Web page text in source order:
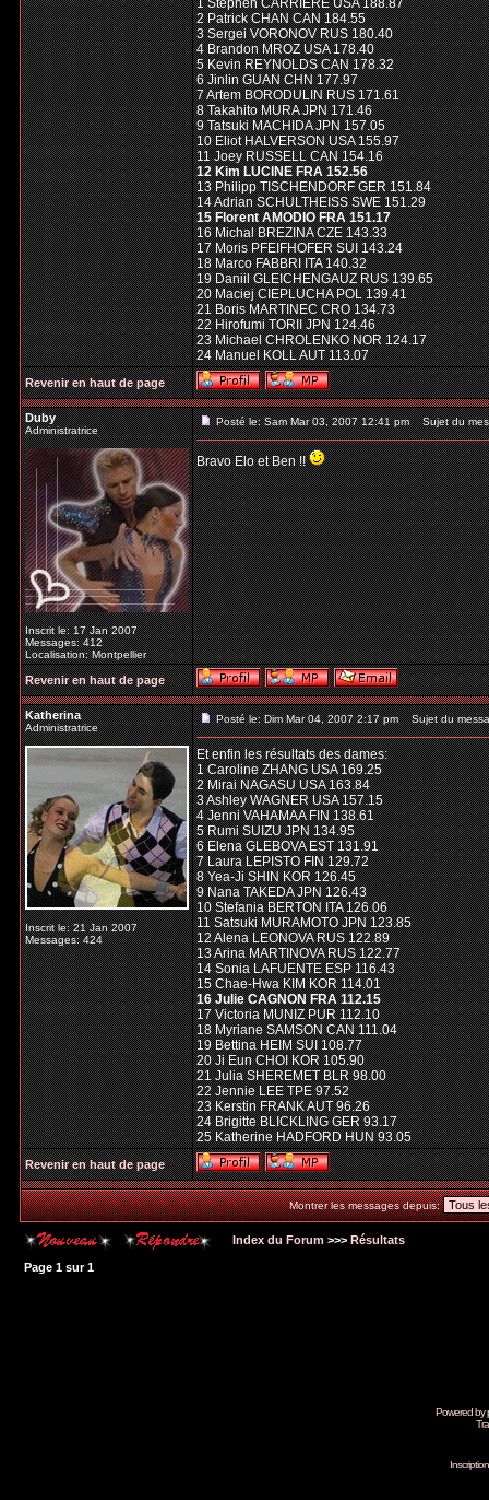
1 Stephen CARRIERE USA 188.87
2 Patrick CHAN CAN 184.55
3 Sergei VORONOV RUS 180.40
4 Brandon MROZ USA 178.40
5 Kevin REYNOLDS CAN 178.32
6 Jinlin GUAN CHN 177.97
7 Artem BORODULIN RUS 171.61
8 Takahito MURA JPN 171.46
9 Tatsuki MACHIDA JPN 157.05
10 Eliot HALVERSON USA 155.97
11 Joey RUSSELL CAN 154.16
12 Kim LUCINE FRA 152.56
13 Philipp TISCHENDORF GER 151.84
14 Adrian SCHULTHEISS SWE 151.29
15 Florent AMODIO FRA 151.17
16 Michal BREZINA CZE 143.33
17 Moris PFEIFHOFER SUI 143.24
18 Marco FABBRI ITA 140.32
19 Daniil GLEICHENGAUZ RUS 139.65
20 Maciej CIEPLUCHA POL 139.41
21 Boris MARTINEC CRO 134.73
22 Hirofumi TORII JPN 124.46
23 Michael CHROLENKO NOR 124.17
24 Manuel KOLL AUT 113.07
Revenir en haut de page
Duby
Administratrice
Inscrit le: 17 Jan 2007
Messages: 412
Localisation: Montpellier
Posté le: Sam Mar 03, 2007 12:41 pm Sujet du
Bravo Elo et Ben !!
Revenir en haut de page
Katherina
Administratrice
Inscrit le: 21 Jan 2007
Messages: 424
Posté le: Dim Mar 04, 2007 2:17 pm Sujet du
Et enfin les résultats des dames:
1 Caroline ZHANG USA 169.25
2 Mirai NAGASU USA 163.84
3 Ashley WAGNER USA 157.15
4 Jenni VAHAMAA FIN 138.61
5 Rumi SUIZU JPN 134.95
6 Elena GLEBOVA EST 131.91
7 Laura LEPISTO FIN 129.72
8 Yea-Ji SHIN KOR 126.45
9 Nana TAKEDA JPN 126.43
10 Stefania BERTON ITA 126.06
11 Satsuki MURAMOTO JPN 123.85
12 Alena LEONOVA RUS 122.89
13 Arina MARTINOVA RUS 122.77
14 Sonia LAFUENTE ESP 116.43
15 Chae-Hwa KIM KOR 114.01
16 Julie CAGNON FRA 112.15
17 Victoria MUNIZ PUR 112.10
18 Myriane SAMSON CAN 111.04
19 Bettina HEIM SUI 108.77
20 Ji Eun CHOI KOR 105.90
21 Julia SHEREMET BLR 98.00
22 Jennie LEE TPE 97.52
23 Kerstin FRANK AUT 96.26
24 Brigitte BLICKLING GER 93.17
25 Katherine HADFORD HUN 93.05
Revenir en haut de page
Montrer les messages depuis:
Index du Forum >>> Résultats
Page 1 sur1
Powered by